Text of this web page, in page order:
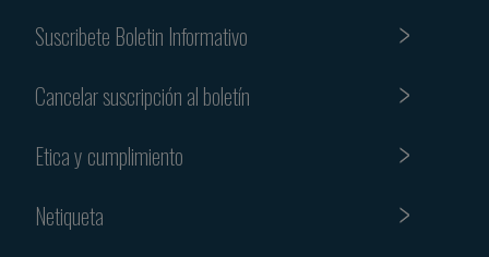
Suscribete Boletin Informativo
Cancelar suscripción al boletín
Etica y cumplimiento
Netiqueta